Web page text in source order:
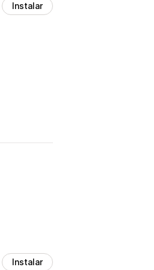
Instalar
Instalar